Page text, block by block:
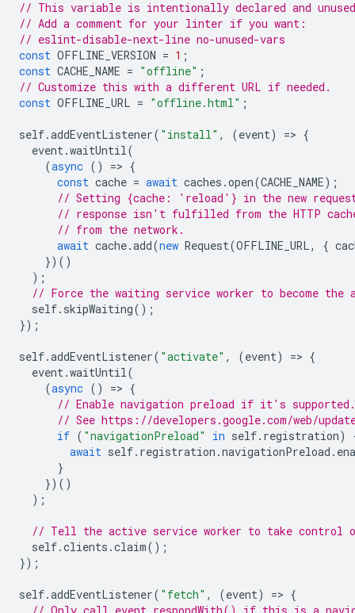
// This variable is intentionally declared and
// Add a comment for your linter if you want:
// eslint-disable-next-line no-unused-vars
const OFFLINE_VERSION = 1 ;
const CACHE_NAME = "offline" ;
// Customize this with a different URL if needed.
const OFFLINE_URL = "offline.html" ;
self.addEventListener( "install" , (event) => {
event .waitUntil (
(async () => {
const cache = await caches .open(CACHE_NAME);
// Setting {cache: 'reload'} in the new
// response isn't fulfilled from the HTTP
// from the network.
await cache.add(new Request(OFFLINE_URL, {
})()
);
// Force the waiting service worker to become the
self. skipWaiting();
});
self.addEventListener( "activate" , (event) => {
event .waitUntil (
(async () => {
// Enable navigation preload if it's supported.
// See https://developers.google.com/web/
if ( "navigationPreload" in self. registration)
await self. registration .navigationPreload .
}
})()
);
// Tell the active service worker to take control
self.clients .claim();
});
self.addEventListener( "fetch" , (event) => {
// Only call event.respondWith() if this is a